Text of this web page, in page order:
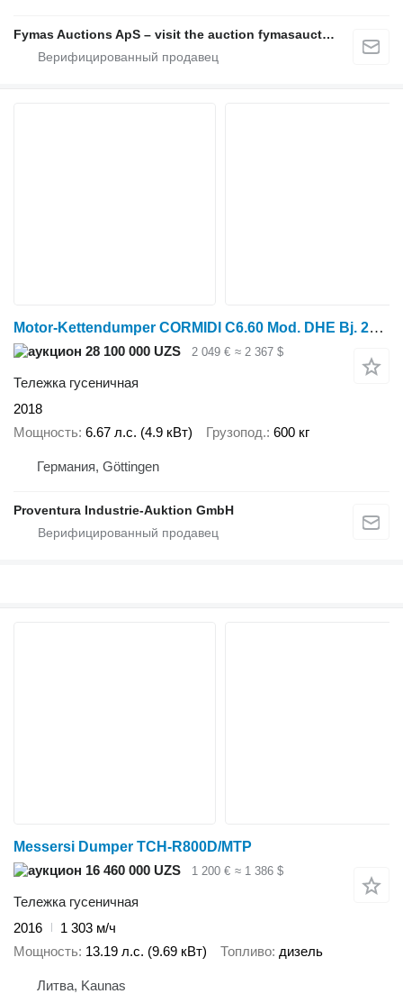
Fymas Auctions ApS – visit the auction fymasauctions.dk
Motor-Kettendumper CORMIDI C6.60 Mod. DHE Bj. 2018
28 100 000 UZS 2 049 € ≈ 2 367 $
Тележка гусеничная
2018
Мощность 6.67 л.с. (4.9 кВт) Грузопод. 600 кг
Германия, Göttingen
Proventura Industrie-Auktion GmbH
Messersi Dumper TCH-R800D/MTP
16 460 000 UZS
1 200 € ≈ 1 386 $
Тележка гусеничная
2016
1 303 м/ч
Мощность 13.19 л.с. (9.69 кВт) Топливо дизель
Литва, Kaunas